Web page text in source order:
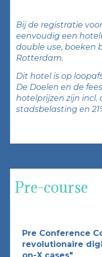
Bij de registratie
eenvoudig een
double use, boeken
Rotterdam.
Dit hotel is op
De Doelen en de
hotelprijzen zijn incl.
stadsbelasting en
Pre-course
Pre Conference
revolutionaire